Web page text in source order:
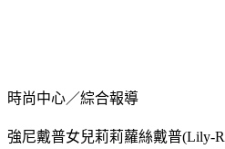
時尚中心／綜合報導
強尼戴普女兒莉莉蘿絲戴普(Lily-